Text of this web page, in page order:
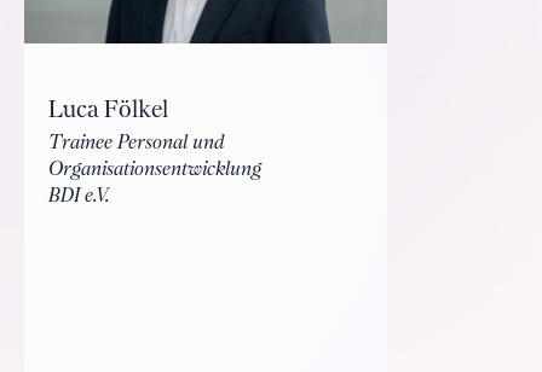
Luca Fölkel
Trainee Personal und
Organisationsentwicklung
BDI e.V.